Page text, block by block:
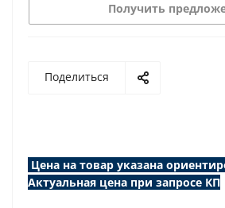
Получить
Поделиться
Цена на товар указана
Актуальная цена при запросе КП